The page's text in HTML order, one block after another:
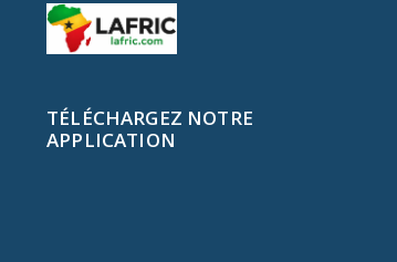
TÉLÉCHARGEZ NOTRE
APPLICATION